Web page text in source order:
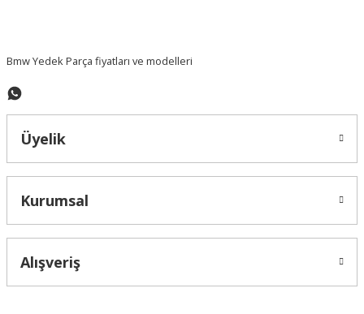
Bmw Yedek Parça fiyatları ve modelleri
Üyelik
Kurumsal
Alışveriş